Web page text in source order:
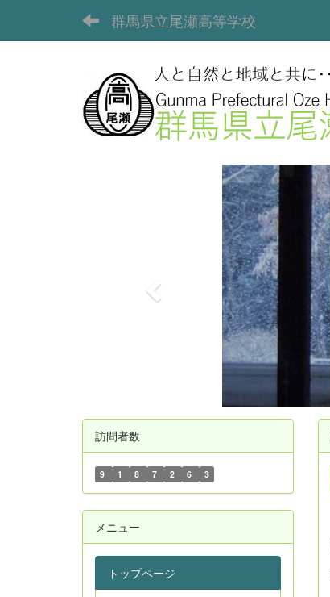
群馬県立尾瀬高等学校
o
u
訪問者数
9 1 8 7 2 6 3
メニュー
トップページ